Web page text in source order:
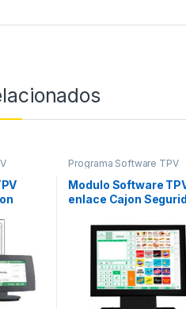
Programa Software TPV
Modulo Software
enlace Cajon